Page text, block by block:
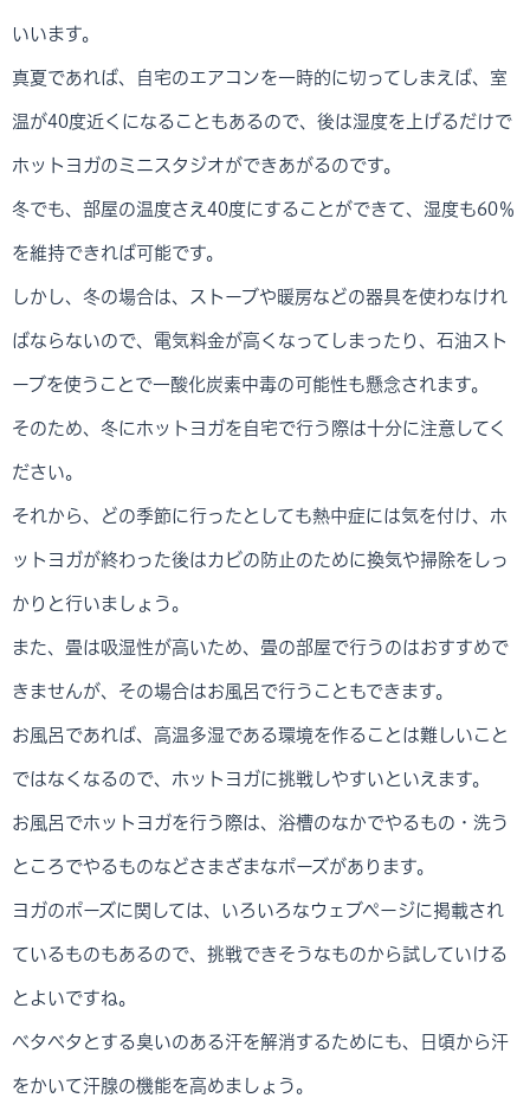
いいます。
真夏であれば、自宅のエアコンを一時的に切ってしまえば、室
温が40度近くになることもあるので、後は湿度を上げるだけで
ホットヨガのミニスタジオができあがるのです。
冬でも、部屋の温度さえ40度にすることができて、湿度も60％
を維持できれば可能です。
しかし、冬の場合は、ストーブや暖房などの器具を使わなけれ
ばならないので、電気料金が高くなってしまったり、石油スト
ーブを使うことで一酸化炭素中毒の可能性も懸念されます。
そのため、冬にホットヨガを自宅で行う際は十分に注意してく
ださい。
それから、どの季節に行ったとしても熱中症には気を付け、ホ
ットヨガが終わった後はカビの防止のために換気や掃除をしっ
かりと行いましょう。
また、畳は吸湿性が高いため、畳の部屋で行うのはおすすめで
きませんが、その場合はお風呂で行うこともできます。
お風呂であれば、高温多湿である環境を作ることは難しいこと
ではなくなるので、ホットヨガに挑戦しやすいといえます。
お風呂でホットヨガを行う際は、浴槽のなかでやるもの・洗う
ところでやるものなどさまざまなポーズがあります。
ヨガのポーズに関しては、いろいろなウェブページに掲載され
ているものもあるので、挑戦できそうなものから試していける
とよいですね。
ベタベタとする臭いのある汗を解消するためにも、日頃から汗
をかいて汗腺の機能を高めましょう。